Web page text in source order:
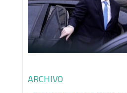
ARCHIVO